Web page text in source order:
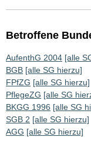
Betroffene
AufenthG 2004 [alle
BGB [alle SG hierzu]
FPfZG [alle SG hierzu]
PflegeZG [alle SG
BKGG 1996 [alle SG
SGB 2 [alle SG hierzu]
AGG [alle SG hierzu]